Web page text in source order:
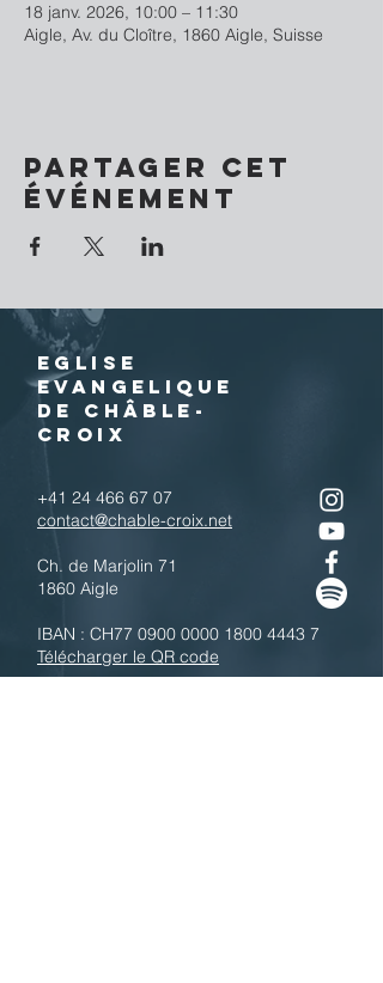
18 janv. 2026, 10:00 – 11:30
Aigle, Av. du Cloître, 1860 Aigle, Suisse
Partager cet
événement
EGLISE
EVANGELIQUE
DE CHÂBLE-
CROIX
+41 24 466 67 07
contact@chable-croix.net
Ch. de Marjolin 71
1860 Aigle
IBAN : CH77 0900 0000 1800 4443 7
Télécharger le QR code